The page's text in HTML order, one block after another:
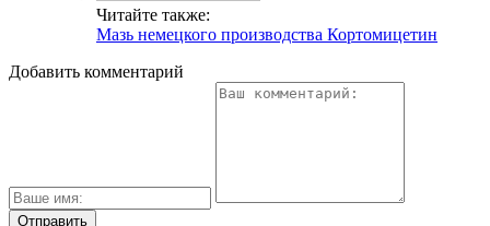
Читайте также:
Мазь немецкого производства Кортомицетин
Добавить комментарий